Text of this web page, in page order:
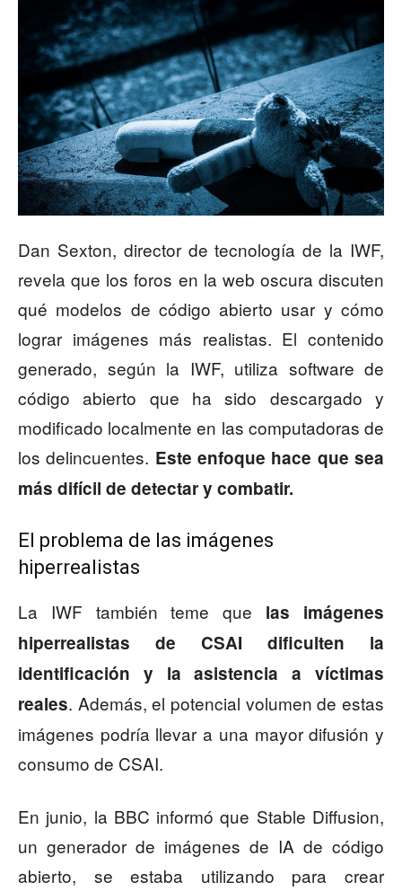
Dan Sexton, director de tecnología de la IWF,
revela que los foros en la web oscura discuten
qué modelos de código abierto usar y cómo
lograr imágenes más realistas. El contenido
generado, según la IWF, utiliza software de
código abierto que ha sido descargado y
modificado localmente en las computadoras de
los delincuentes. Este enfoque hace que sea
más difícil de detectar y combatir.
El problema de las imágenes
hiperrealistas
La IWF también teme que las imágenes
hiperrealistas de CSAI dificulten la
identificación y la asistencia a víctimas
reales. Además, el potencial volumen de estas
imágenes podría llevar a una mayor difusión y
consumo de CSAI.
En junio, la BBC informó que Stable Diffusion,
un generador de imágenes de IA de código
abierto, se estaba utilizando para crear